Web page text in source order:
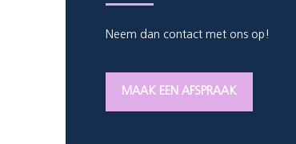
Neem dan contact met ons op!
MAAK EEN AFSPRAAK